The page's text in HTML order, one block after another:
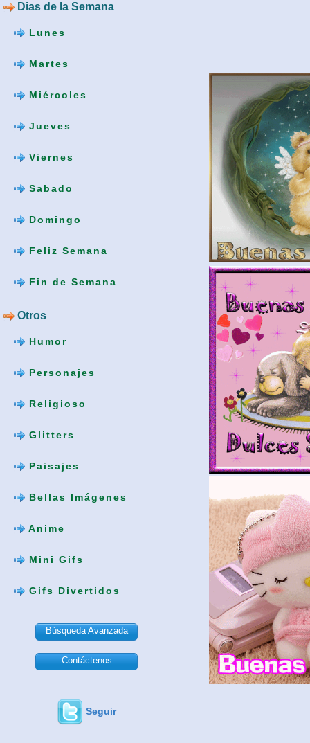
Dias de la Semana
Lunes
Martes
Miércoles
Jueves
Viernes
Sabado
Domingo
Feliz Semana
Fin de Semana
Otros
Humor
Personajes
Religioso
Glitters
Paisajes
Bellas Imágenes
Anime
Mini Gifs
Gifs Divertidos
Búsqueda Avanzada
Contáctenos
Seguir